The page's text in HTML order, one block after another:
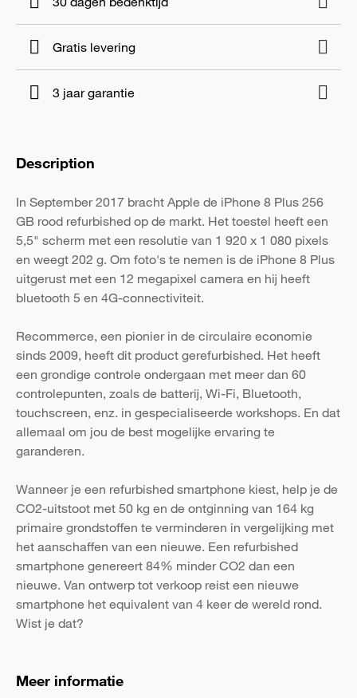
Gratis levering
3 jaar garantie
Description
In September 2017 bracht Apple de iPhone 8 Plus 256
GB rood refurbished op de markt. Het toestel heeft een
5,5" scherm met een resolutie van 1 920 x 1 080 pixels
en weegt 202 g. Om foto's te nemen is de iPhone 8 Plus
uitgerust met een 12 megapixel camera en hij heeft
bluetooth 5 en 4G-connectiviteit.
Recommerce, een pionier in de circulaire economie
sinds 2009, heeft dit product gerefurbished. Het heeft
een grondige controle ondergaan met meer dan 60
controlepunten, zoals de batterij, Wi-Fi, Bluetooth,
touchscreen, enz. in gespecialiseerde workshops. En dat
allemaal om jou de best mogelijke ervaring te
garanderen.
Wanneer je een refurbished smartphone kiest, help je de
CO2-uitstoot met 50 kg en de ontginning van 164 kg
primaire grondstoffen te verminderen in vergelijking met
het aanschaffen van een nieuwe. Een refurbished
smartphone genereert 84% minder CO2 dan een
nieuwe. Van ontwerp tot verkoop reist een nieuwe
smartphone het equivalent van 4 keer de wereld rond.
Wist je dat?
Meer informatie